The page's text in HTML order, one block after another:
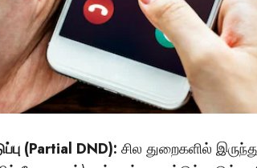
(Partial DND): சில துறைகளில்